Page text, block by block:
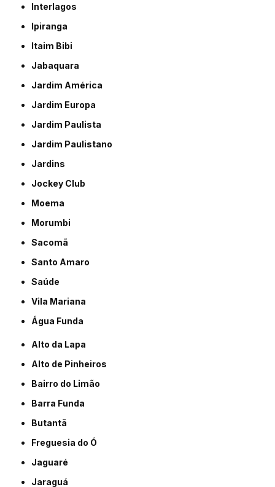
Interlagos
Ipiranga
Itaim Bibi
Jabaquara
Jardim América
Jardim Europa
Jardim Paulista
Jardim Paulistano
Jardins
Jockey Club
Moema
Morumbi
Sacomã
Santo Amaro
Saúde
Vila Mariana
Água Funda
Alto da Lapa
Alto de Pinheiros
Bairro do Limão
Barra Funda
Butantã
Freguesia do Ó
Jaguaré
Jaraguá